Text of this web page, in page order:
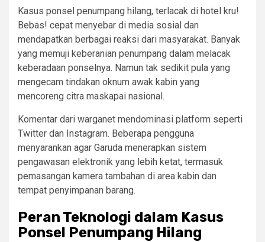
Kasus ponsel penumpang hilang, terlacak di hotel kru!
Bebas! cepat menyebar di media sosial dan
mendapatkan berbagai reaksi dari masyarakat. Banyak
yang memuji keberanian penumpang dalam melacak
keberadaan ponselnya. Namun tak sedikit pula yang
mengecam tindakan oknum awak kabin yang
mencoreng citra maskapai nasional.
Komentar dari warganet mendominasi platform seperti
Twitter dan Instagram. Beberapa pengguna
menyarankan agar Garuda menerapkan sistem
pengawasan elektronik yang lebih ketat, termasuk
pemasangan kamera tambahan di area kabin dan
tempat penyimpanan barang.
Peran Teknologi dalam Kasus
Ponsel Penumpang Hilang